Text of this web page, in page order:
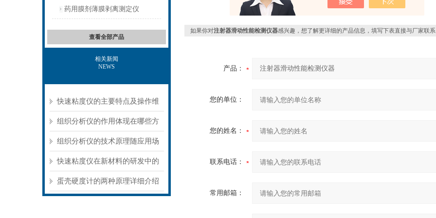
药用膜剂薄膜剥离测定仪
查看全部产品
相关新闻
NEWS
快速粘度仪的主要特点及操作维
护方式
组织分析仪的作用体现在哪些方
面？
组织分析仪的技术原理随应用场
景不同存在明显差异
快速粘度仪在新材料的研发中的
应用
蛋壳硬度计的两种原理详细介绍
如果你对注射器滑动性能检测仪器感兴趣，想了解更详细的产品信息，填写下表直接与厂家联
产品：
您的单位：
您的姓名：
联系电话：
常用邮箱：